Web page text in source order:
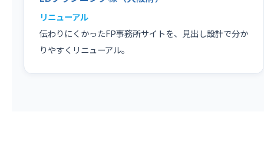
リニューアル
伝わりにくかったFP事務所サイトを、見出し設計で分か
りやすくリニューアル。